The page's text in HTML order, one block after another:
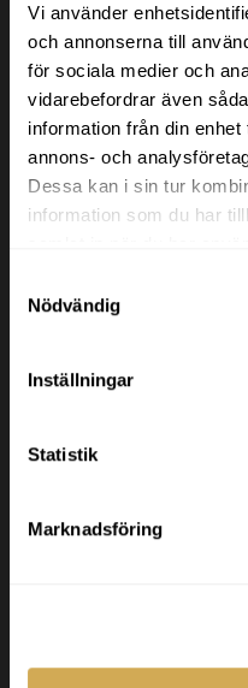
Vi använder
och annonserna till
för sociala medier och
vidarebefordrar även
information från din
annons- och
Dessa kan i sin tur
information som du har
Nödvändig
Inställningar
Statistik
Marknadsföring
Svenska
badtunnor och
klimatet. Vi
inom
Svenska